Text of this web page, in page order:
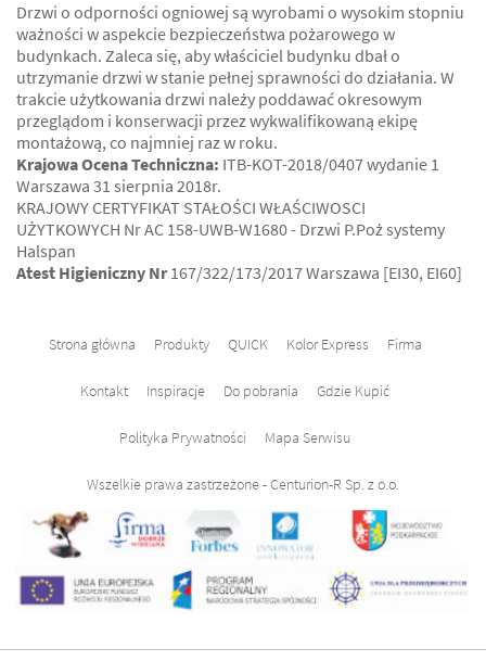
Drzwi o odporności ogniowej są wyrobami o wysokim stopniu
ważności w aspekcie bezpieczeństwa pożarowego w
budynkach. Zaleca się, aby właściciel budynku dbał o
utrzymanie drzwi w stanie pełnej sprawności do działania. W
trakcie użytkowania drzwi należy poddawać okresowym
przeglądom i konserwacji przez wykwalifikowaną ekipę
montażową, co najmniej raz w roku.
Krajowa Ocena Techniczna: ITB-KOT-2018/0407 wydanie 1
Warszawa 31 sierpnia 2018r.
KRAJOWY CERTYFIKAT STAŁOŚCI WŁAŚCIWOSCI
UŻYTKOWYCH Nr AC 158-UWB-W1680 - Drzwi P.Poż systemy
Halspan
Atest Higieniczny Nr167/322/173/2017 Warszawa [EI30, EI60]
Strona główna Produkty QUICK Kolor Express Firma
Kontakt Inspiracje Do pobrania Gdzie Kupić
Polityka Prywatności Mapa Serwisu
Wszelkie prawa zastrzeżone - Centurion-R Sp. z o.o.